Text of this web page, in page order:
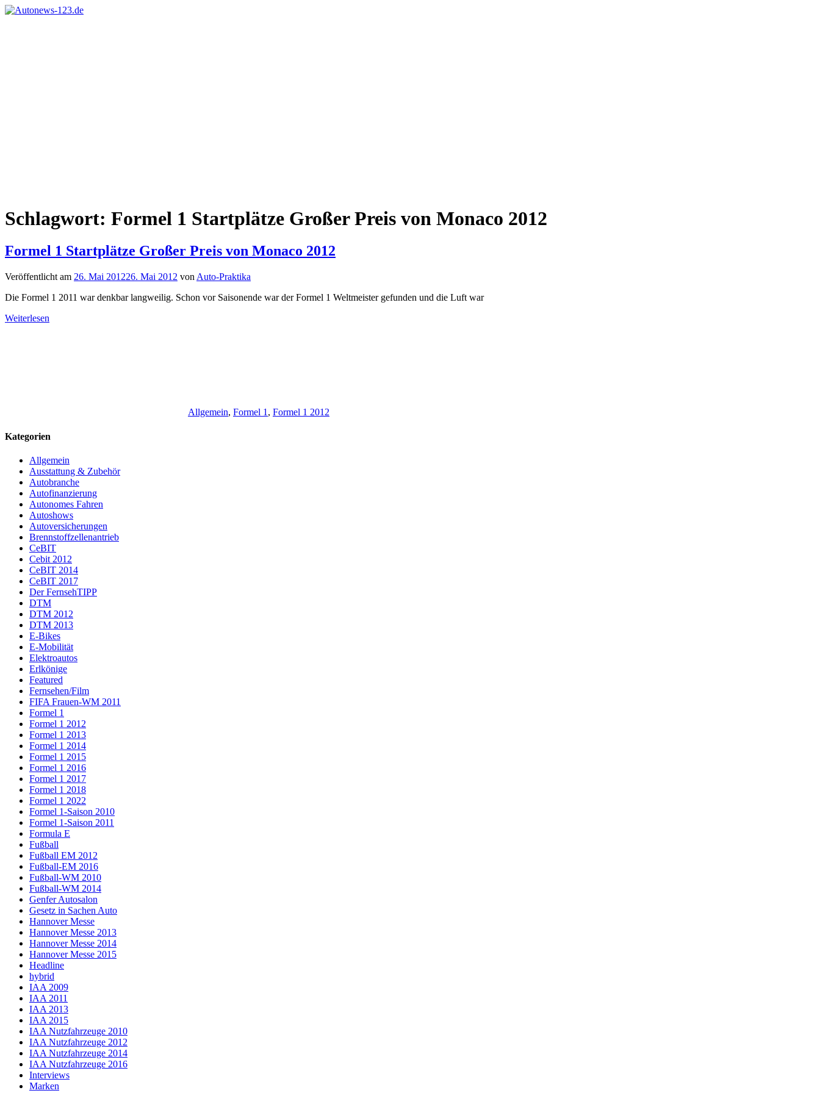
Zum
Schlagwort: Formel 1 Startplätze Großer Preis von Monaco 2012
Formel 1 Startplätze Großer Preis von Monaco 2012
Veröffentlicht am 26. Mai 201226. Mai 2012 von Auto-Praktika
Die Formel 1 2011 war denkbar langweilig. Schon vor Saisonende war der Formel 1 Weltmeister gefunden und die Luft war
Weiterlesen
Allgemein, Formel 1 , Formel 1 2012
Kategorien
Allgemein
Ausstattung & Zubehör
Autobranche
Autofinanzierung
Autonomes Fahren
Autoshows
Autoversicherungen
Brennstoffzellenantrieb
CeBIT
Cebit 2012
CeBIT 2014
CeBIT 2017
Der FernsehTIPP
DTM
DTM 2012
DTM 2013
E-Bikes
E-Mobilität
Elektroautos
Erlkönige
Featured
Fernsehen/Film
FIFA Frauen-WM 2011
Formel 1
Formel 1 2012
Formel 1 2013
Formel 1 2014
Formel 1 2015
Formel 1 2016
Formel 1 2017
Formel 1 2018
Formel 1 2022
Formel 1-Saison 2010
Formel 1-Saison 2011
Formula E
Fußball
Fußball EM 2012
Fußball-EM 2016
Fußball-WM 2010
Fußball-WM 2014
Genfer Autosalon
Gesetz in Sachen Auto
Hannover Messe
Hannover Messe 2013
Hannover Messe 2014
Hannover Messe 2015
Headline
hybrid
IAA 2009
IAA 2011
IAA 2013
IAA 2015
IAA Nutzfahrzeuge 2010
IAA Nutzfahrzeuge 2012
IAA Nutzfahrzeuge 2014
IAA Nutzfahrzeuge 2016
Interviews
Marken